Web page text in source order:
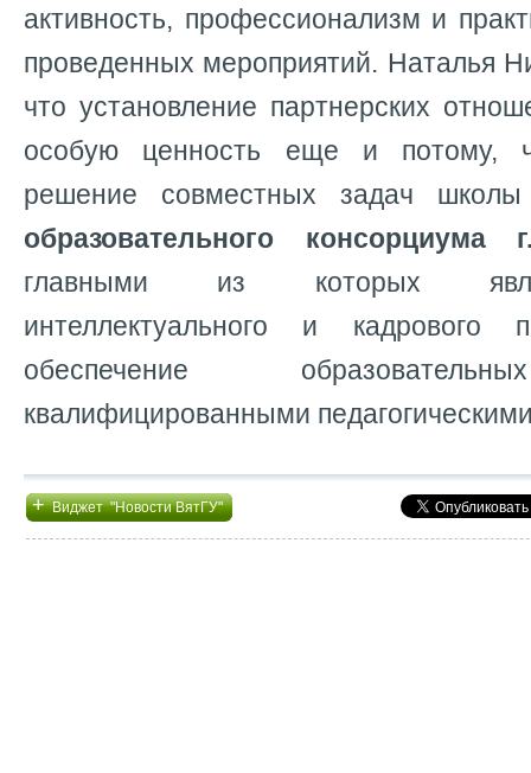
активность, профессионализм и
проведенных мероприятий. Наталья
что установление партнерских
особую ценность еще и потому,
решение совместных задач
образовательного консорциума
главными из которых
интеллектуального и кадрового
обеспечение
квалифицированными
+Виджет "Новости ВятГУ"